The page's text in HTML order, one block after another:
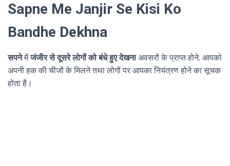
Sapne Me Janjir Se Kisi Ko
Bandhe Dekhna
सपनेमेंजंजीर से दूसरे लोगों को बंधे हुए देखनाअवसरों के प्राप्त होने, आपको
अपनी हक की चीजों के मिलने तथा लोगों पर आपका नियंत्रण होने का सूचक
होता है।